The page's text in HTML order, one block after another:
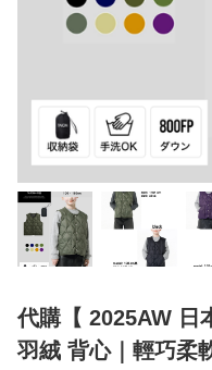
代購【 2025AW 日
羽絨 背心｜輕巧柔